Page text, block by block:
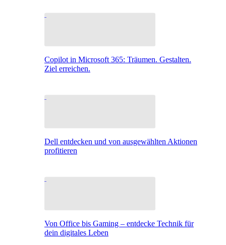
Copilot in Microsoft 365: Träumen. Gestalten.
Ziel erreichen.
Dell entdecken und von ausgewählten Aktionen
profitieren
Von Office bis Gaming – entdecke Technik für
dein digitales Leben